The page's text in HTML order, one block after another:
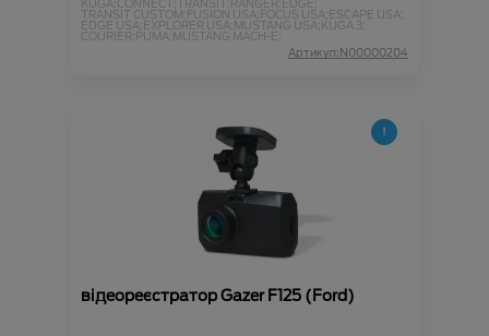
KUGA;CONNECT;TRANSIT;RANGER;EDGE;
TRANSIT CUSTOM;FUSION USA;FOCUS USA;ESCAPE USA;
EDGE USA;EXPLORER USA;MUSTANG USA;KUGA 3;
COURIER;PUMA;MUSTANG MACH-E;
Артикул:N00000204
відеореєстратор Gazer F125 (Ford)